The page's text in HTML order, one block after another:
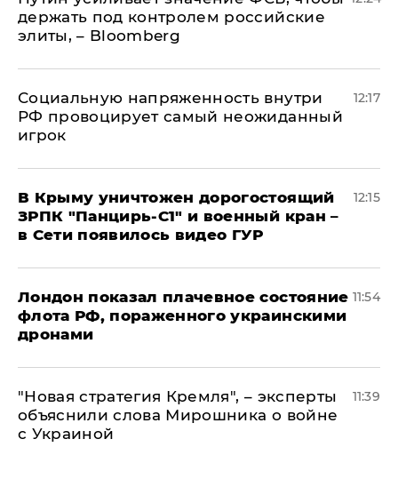
держать под контролем российские
элиты, – Bloomberg
Социальную напряженность внутри
РФ провоцирует самый неожиданный
игрок
12:17
В Крыму уничтожен дорогостоящий
ЗРПК "Панцирь-С1" и военный кран –
в Сети появилось видео ГУР
12:15
Лондон показал плачевное состояние
флота РФ, пораженного украинскими
дронами
11:54
"Новая стратегия Кремля", – эксперты
объяснили слова Мирошника о войне
с Украиной
11:39